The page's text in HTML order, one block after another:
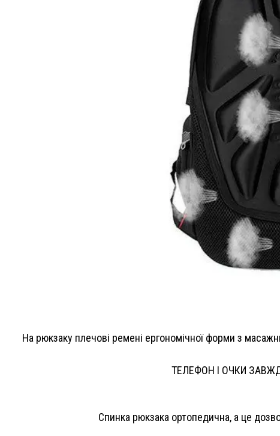
На рюкзаку плечові ремені ергономічної форми з
ТЕЛЕФОН І ОЧКИ
Спинка рюкзака ортопедична, а це